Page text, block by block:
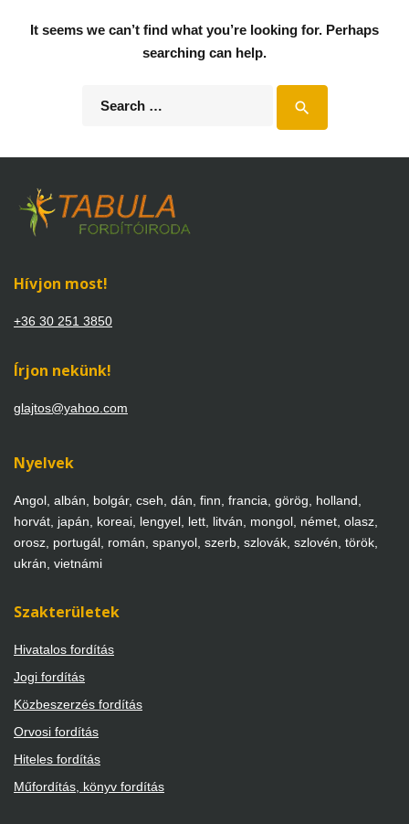
It seems we can’t find what you’re looking for. Perhaps
searching can help.
search
Hívjon most!
+36 30 251 3850
Írjon nekünk!
glajtos@yahoo.com
Nyelvek
Angol, albán, bolgár, cseh, dán, finn, francia, görög, holland,
horvát, japán, koreai, lengyel, lett, litván, mongol, német, olasz,
orosz, portugál, román, spanyol, szerb, szlovák, szlovén, török,
ukrán, vietnámi
Szakterületek
Hivatalos fordítás
Jogi fordítás
Közbeszerzés fordítás
Orvosi fordítás
Hiteles fordítás
Műfordítás, könyv fordítás